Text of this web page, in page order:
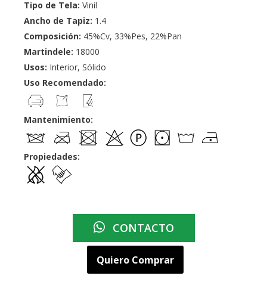
Tipo de Tela: Vinil
Ancho de Tapiz: 1.4
Composición: 45%Cv, 33%Pes, 22%Pan
Martindele: 18000
Usos: Interior, Sólido
Uso Recomendado:
Mantenimiento:
Propiedades:
CONTACTO
Quiero Comprar